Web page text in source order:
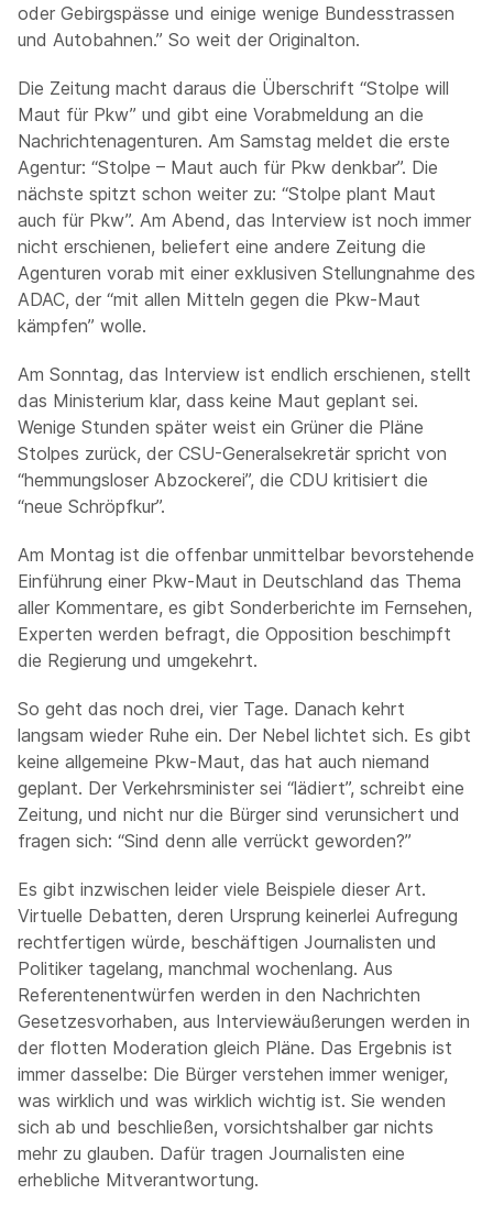
oder Gebirgspässe und einige wenige Bundesstrassen
und Autobahnen.” So weit der Originalton.
Die Zeitung macht daraus die Überschrift “Stolpe will
Maut für Pkw” und gibt eine Vorabmeldung an die
Nachrichtenagenturen. Am Samstag meldet die erste
Agentur: “Stolpe – Maut auch für Pkw denkbar”. Die
nächste spitzt schon weiter zu: “Stolpe plant Maut
auch für Pkw”. Am Abend, das Interview ist noch immer
nicht erschienen, beliefert eine andere Zeitung die
Agenturen vorab mit einer exklusiven Stellungnahme des
ADAC, der “mit allen Mitteln gegen die Pkw-Maut
kämpfen” wolle.
Am Sonntag, das Interview ist endlich erschienen, stellt
das Ministerium klar, dass keine Maut geplant sei.
Wenige Stunden später weist ein Grüner die Pläne
Stolpes zurück, der CSU-Generalsekretär spricht von
“hemmungsloser Abzockerei”, die CDU kritisiert die
“neue Schröpfkur”.
Am Montag ist die offenbar unmittelbar bevorstehende
Einführung einer Pkw-Maut in Deutschland das Thema
aller Kommentare, es gibt Sonderberichte im Fernsehen,
Experten werden befragt, die Opposition beschimpft
die Regierung und umgekehrt.
So geht das noch drei, vier Tage. Danach kehrt
langsam wieder Ruhe ein. Der Nebel lichtet sich. Es gibt
keine allgemeine Pkw-Maut, das hat auch niemand
geplant. Der Verkehrsminister sei “lädiert”, schreibt eine
Zeitung, und nicht nur die Bürger sind verunsichert und
fragen sich: “Sind denn alle verrückt geworden?”
Es gibt inzwischen leider viele Beispiele dieser Art.
Virtuelle Debatten, deren Ursprung keinerlei Aufregung
rechtfertigen würde, beschäftigen Journalisten und
Politiker tagelang, manchmal wochenlang. Aus
Referentenentwürfen werden in den Nachrichten
Gesetzesvorhaben, aus Interviewäußerungen werden in
der flotten Moderation gleich Pläne. Das Ergebnis ist
immer dasselbe: Die Bürger verstehen immer weniger,
was wirklich und was wirklich wichtig ist. Sie wenden
sich ab und beschließen, vorsichtshalber gar nichts
mehr zu glauben. Dafür tragen Journalisten eine
erhebliche Mitverantwortung.